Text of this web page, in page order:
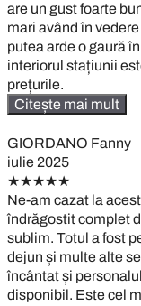
are un gust foarte
mari având în
putea arde o gaură
interiorul stațiunii
prețurile.
Citește mai mult
GIORDANO Fanny
iulie 2025
★★★★★
Ne-am cazat la
îndrăgostit complet
sublim. Totul a fost
dejun și multe alte
încântat și
disponibil. Este cel